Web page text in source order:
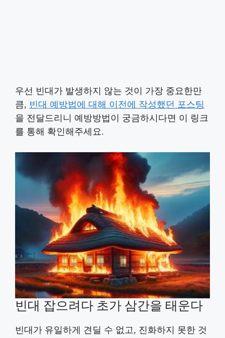
우선 빈대가 발생하지 않는 것이 가장 중요한만
큼, 빈대 예방법에 대해 이전에 작성했던 포스팅
을 전달드리니 예방방법이 궁금하시다면 이 링크
를 통해 확인해주세요.
빈대 잡으려다 초가 삼간을 태운다
빈대가 유일하게 견딜 수 없고, 진화하지 못한 것